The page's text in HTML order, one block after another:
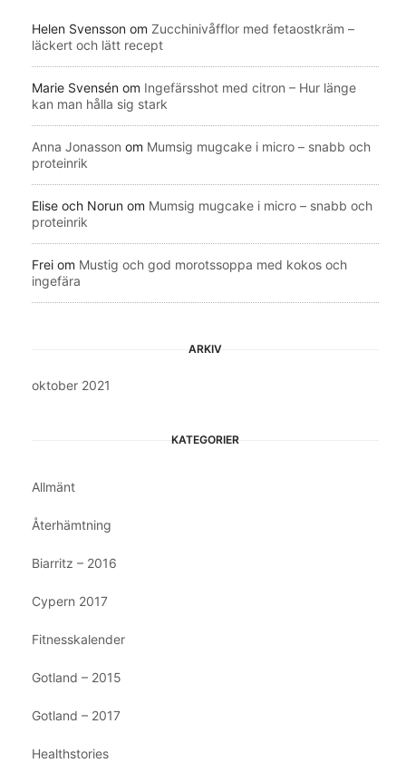
Helen Svensson om Zucchinivåfflor med fetaostkräm –
läckert och lätt recept
Marie Svensén om Ingefärsshot med citron – Hur länge
kan man hålla sig stark
Anna Jonasson om Mumsig mugcake i micro – snabb och
proteinrik
Elise och Norun om Mumsig mugcake i micro – snabb och
proteinrik
Frei om Mustig och god morotssoppa med kokos och
ingefära
ARKIV
oktober 2021
KATEGORIER
Allmänt
Återhämtning
Biarritz – 2016
Cypern 2017
Fitnesskalender
Gotland – 2015
Gotland – 2017
Healthstories